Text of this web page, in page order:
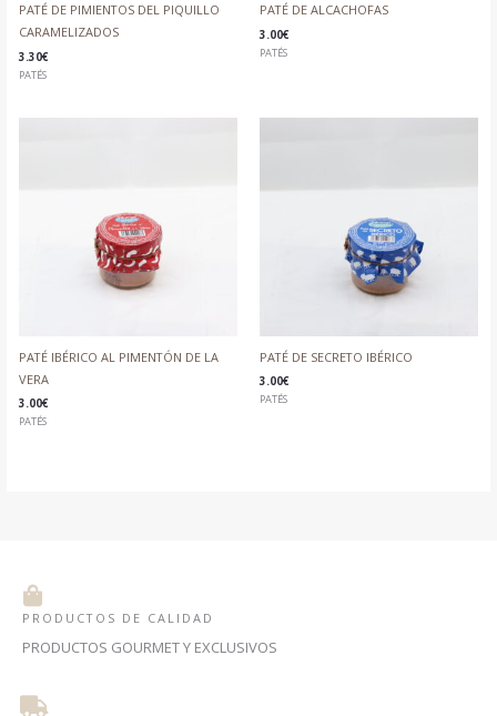
PATÉ DE PIMIENTOS DEL PIQUILLO
CARAMELIZADOS
3.30€
PATÉS
PATÉ DE ALCACHOFAS
3.00€
PATÉS
PATÉ IBÉRICO AL PIMENTÓN DE LA
VERA
3.00€
PATÉS
PATÉ DE SECRETO IBÉRICO
3.00€
PATÉS
PRODUCTOS DE CALIDAD
PRODUCTOS GOURMET Y EXCLUSIVOS